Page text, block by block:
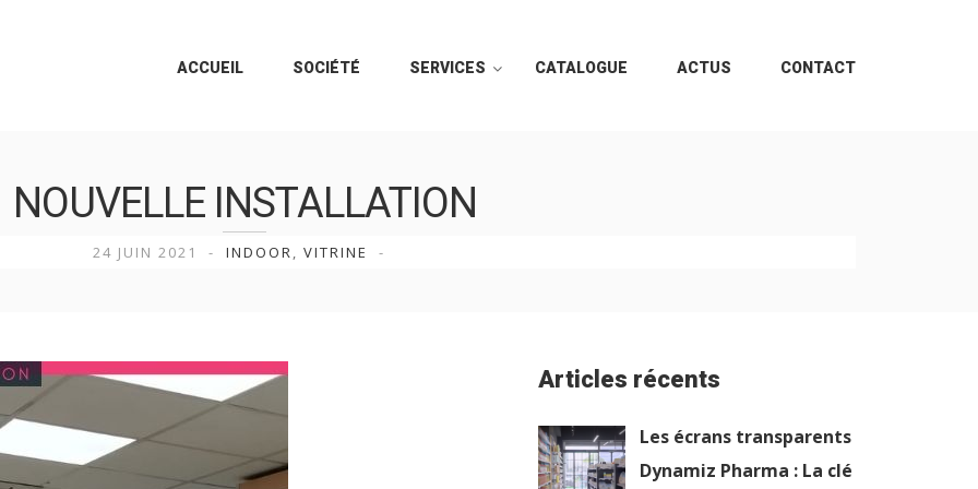
ACCUEIL SOCIÉTÉ SERVICES CATALOGUE ACTUS CONTACT
NOUVELLE INSTALLATION
24 JUIN 2021 INDOOR, VITRINE
Articles récents
Les écrans transparents
Dynamiz Pharma : La clé